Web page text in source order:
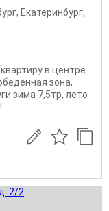
, Екатеринбург,
в центре
зона,
зима 7,5тр, лето